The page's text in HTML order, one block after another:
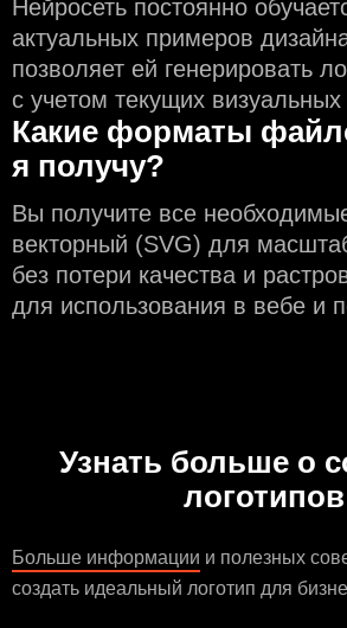
Нейросеть постоянно
актуальных примеров
позволяет ей генерировать
с учeтом текущих
Какие форматы
я получу?
Вы получите все
векторный (SVG) для
без потери качества и
для использования в вебе и
Узнать больше о
логотипов
Больше информации и полезных
создать идеальный логотип для